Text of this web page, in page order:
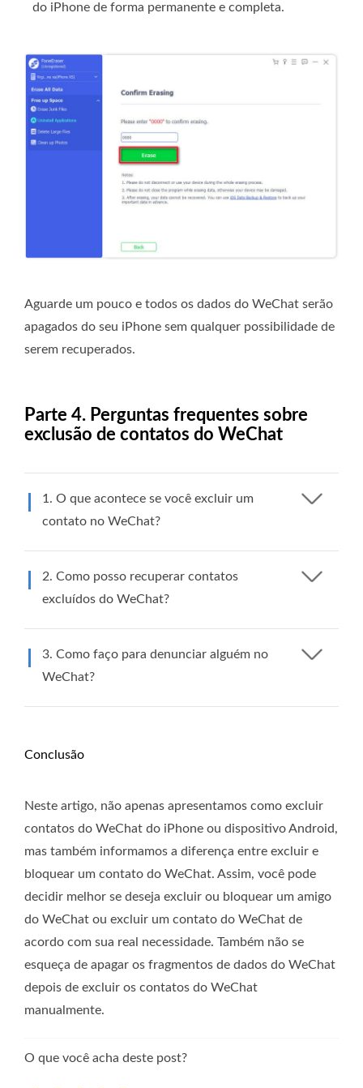
do iPhone de forma permanente e completa.
Aguarde um pouco e todos os dados do WeChat serão
apagados do seu iPhone sem qualquer possibilidade de
serem recuperados.
Parte 4. Perguntas frequentes sobre
exclusão de contatos do WeChat
1. O que acontece se você excluir um
contato no WeChat?
2. Como posso recuperar contatos
excluídos do WeChat?
3. Como faço para denunciar alguém no
WeChat?
Conclusão
Neste artigo, não apenas apresentamos como excluir
contatos do WeChat do iPhone ou dispositivo Android,
mas também informamos a diferença entre excluir e
bloquear um contato do WeChat. Assim, você pode
decidir melhor se deseja excluir ou bloquear um amigo
do WeChat ou excluir um contato do WeChat de
acordo com sua real necessidade. Também não se
esqueça de apagar os fragmentos de dados do WeChat
depois de excluir os contatos do WeChat
manualmente.
O que você acha deste post?